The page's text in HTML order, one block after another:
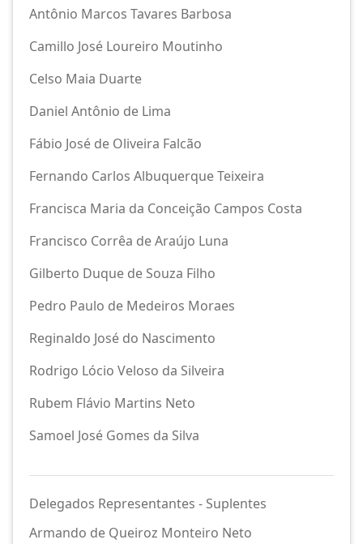
Antônio Marcos Tavares Barbosa
Camillo José Loureiro Moutinho
Celso Maia Duarte
Daniel Antônio de Lima
Fábio José de Oliveira Falcão
Fernando Carlos Albuquerque Teixeira
Francisca Maria da Conceição Campos Costa
Francisco Corrêa de Araújo Luna
Gilberto Duque de Souza Filho
Pedro Paulo de Medeiros Moraes
Reginaldo José do Nascimento
Rodrigo Lócio Veloso da Silveira
Rubem Flávio Martins Neto
Samoel José Gomes da Silva
Delegados Representantes - Suplentes
Armando de Queiroz Monteiro Neto